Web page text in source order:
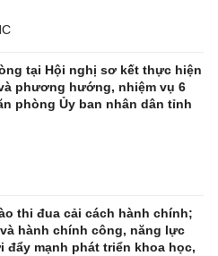
tại Hội nghị sơ kết thực hiện
phương hướng, nhiệm vụ 6
phòng Ủy ban nhân dân tỉnh
thi đua cải cách hành chính;
hành chính công, năng lực
mạnh phát triển khoa học,